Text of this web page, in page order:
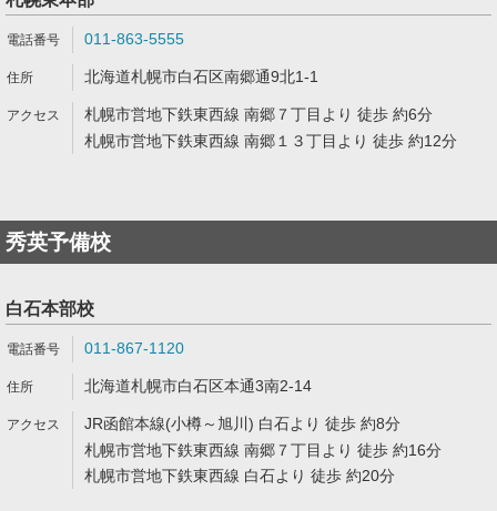
011-863-5555
北海道札幌市白石区南郷通9北1-1
札幌市営地下鉄東西線 南郷７丁目より 徒歩 約6分
札幌市営地下鉄東西線 南郷１３丁目より 徒歩 約12分
秀英予備校
白石本部校
011-867-1120
北海道札幌市白石区本通3南2-14
JR函館本線(小樽～旭川) 白石より 徒歩 約8分
札幌市営地下鉄東西線 南郷７丁目より 徒歩 約16分
札幌市営地下鉄東西線 白石より 徒歩 約20分